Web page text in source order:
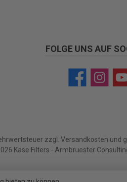
FOLGE UNS AUF
FacebookInstagram
zzgl. Versandkosten und
Kase Filters - Armbruester